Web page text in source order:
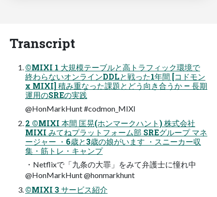
Transcript
©MIXI 1 ⼤規模テーブルと⾼トラフィック環境で
終わらないオンラインDDLと戦った1年間 [コドモン
x MIXI] 積み重なった課題とどう向き合うか — ⻑期
運⽤のSREの実践
@HonMarkHunt #codmon_MIXI
2 ©MIXI 本間 匡晃(ホンマークハント) 株式会社
MIXI みてねプラットフォーム部 SREグループ マネ
ージャー ・6歳と3歳の娘がいます ・スニーカー収
集・筋トレ・キャンプ
・Netflixで「九条の大罪」をみて弁護士に憧れ中
@HonMarkHunt @honmarkhunt
©MIXI 3 サービス紹介